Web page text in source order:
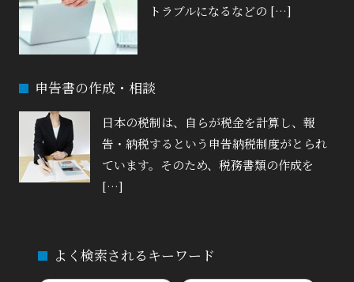
トラブルになるなどの […]
申告書の作成・相談
日本の税制は、自らが税金を計算し、報
告・納税するという申告納税制度がとられ
ています。そのため、税務書類の作成を
[…]
よく検索されるキーワード